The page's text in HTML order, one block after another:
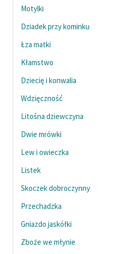
Motylki
Dziadek przy kominku
Łza matki
Kłamstwo
Dziecię i konwalia
Wdzięczność
Litośna dziewczyna
Dwie mrówki
Lew i owieczka
Listek
Skoczek dobroczynny
Przechadzka
Gniazdo jaskółki
Zboże we młynie